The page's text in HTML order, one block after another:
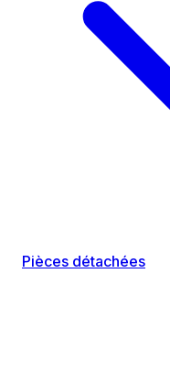
Pièces détachées